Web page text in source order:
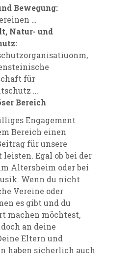
Bewegung:
…
Natur- und
für
…
Bereich
Engagement
Bereich einen
für unsere
leisten. Egal ob bei der
Altersheim oder bei
Wenn du nicht
Vereine oder
es gibt und du
machen möchtest,
an deine
Eltern und
haben sicherlich auch